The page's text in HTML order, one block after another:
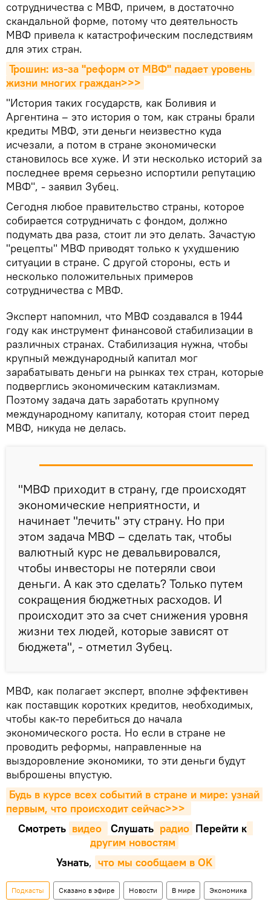
сотрудничества с МВФ, причем, в достаточно
скандальной форме, потому что деятельность
МВФ привела к катастрофическим последствиям
для этих стран.
Трошин: из-за "реформ от МВФ" падает уровень
жизни многих граждан>>>
"История таких государств, как Боливия и
Аргентина – это история о том, как страны брали
кредиты МВФ, эти деньги неизвестно куда
исчезали, а потом в стране экономически
становилось все хуже. И эти несколько историй за
последнее время серьезно испортили репутацию
МВФ", - заявил Зубец.
Сегодня любое правительство страны, которое
собирается сотрудничать с фондом, должно
подумать два раза, стоит ли это делать. Зачастую
"рецепты" МВФ приводят только к ухудшению
ситуации в стране. С другой стороны, есть и
несколько положительных примеров
сотрудничества с МВФ.
Эксперт напомнил, что МВФ создавался в 1944
году как инструмент финансовой стабилизации в
различных странах. Стабилизация нужна, чтобы
крупный международный капитал мог
зарабатывать деньги на рынках тех стран, которые
подверглись экономическим катаклизмам.
Поэтому задача дать заработать крупному
международному капиталу, которая стоит перед
МВФ, никуда не делась.
"МВФ приходит в страну, где происходят
экономические неприятности, и
начинает "лечить" эту страну. Но при
этом задача МВФ – сделать так, чтобы
валютный курс не девальвировался,
чтобы инвесторы не потеряли свои
деньги. А как это сделать? Только путем
сокращения бюджетных расходов. И
происходит это за счет снижения уровня
жизни тех людей, которые зависят от
бюджета", - отметил Зубец.
МВФ, как полагает эксперт, вполне эффективен
как поставщик коротких кредитов, необходимых,
чтобы как-то перебиться до начала
экономического роста. Но если в стране не
проводить реформы, направленные на
выздоровление экономики, то эти деньги будут
выброшены впустую.
Будь в курсе всех событий в стране и мире: узнай
первым, что происходит сейчаc>>>
Смотреть видео Cлушать радио Перейти к
другим новостям
Узнать, что мы сообщаем в OK
Подкасты Сказано в эфире Новости В мире Экономика